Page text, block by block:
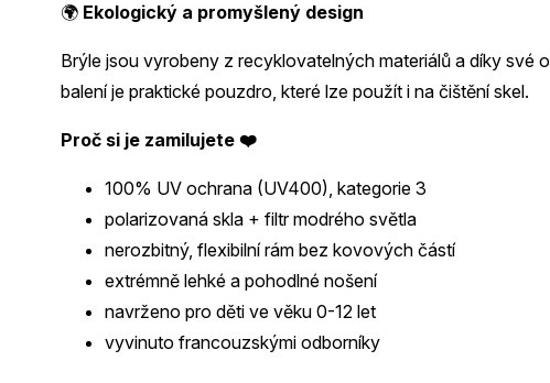
🌍 Ekologický a promyšlený design
Brýle jsou vyrobeny z recyklovatelných materiálů a díky své
balení je praktické pouzdro, které lze použít i na čištění skel.
Proč si je zamilujete ❤️
100% UV ochrana (UV400), kategorie 3
polarizovaná skla + filtr modrého světla
nerozbitný, flexibilní rám bez kovových částí
extrémně lehké a pohodlné nošení
navrženo pro děti ve věku 0-12 let
vyvinuto francouzskými odborníky